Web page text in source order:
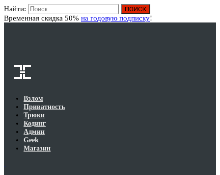
Найти:
Временная скидка 50% на годовую подписку!
Взлом
Приватность
Трюки
Кодинг
Админ
Geek
Магазин